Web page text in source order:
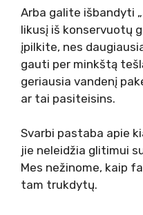
Arba galite išbandyti
likusį iš konservuotų
įpilkite, nes
gauti per minkštą
geriausia vandenį
ar tai pasiteisins.
Svarbi pastaba apie
jie neleidžia glitimui
Mes nežinome, kaip
tam trukdytų.